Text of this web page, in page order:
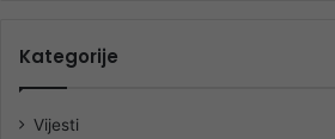
Kategorije
Vijesti